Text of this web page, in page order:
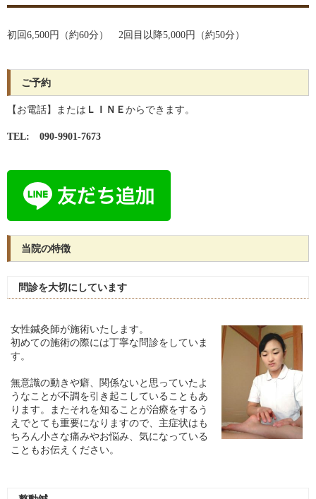
初回6,500円（約60分） 2回目以降5,000円（約50分）
ご予約
【お電話】または ＬＩＮＥからできます。
TEL: 090-9901-7673
当院の特徴
問診を大切にしています
女性鍼灸師が施術いたします。
初めての施術の際には丁寧な問診をしていま
す。
無意識の動きや癖、関係ないと思っていたよ
うなことが不調を引き起こしていることもあ
ります。またそれを知ることが治療をするう
えでとても重要になりますので、主症状はも
ちろん小さな痛みやお悩み、気になっている
こともお伝えください。